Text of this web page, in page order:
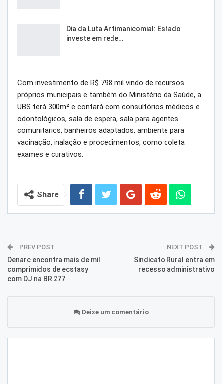
Dia da Luta Antimanicomial: Estado
investe em rede…
Com investimento de R$ 798 mil vindo de recursos
próprios municipais e também do Ministério da Saúde, a
UBS terá 300m² e contará com consultórios médicos e
odontológicos, sala de espera, sala para agentes
comunitários, banheiros adaptados, ambiente para
vacinação, inalação e procedimentos, como coleta
exames e curativos.
Share
PREV POST
Denarc encontra mais de mil
comprimidos de ecstasy
com DJ na BR 277
NEXT POST
Sindicato Rural entra em
recesso administrativo
Deixe um comentário